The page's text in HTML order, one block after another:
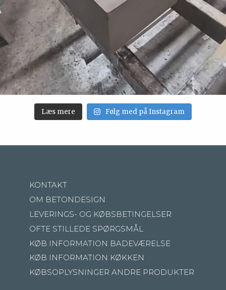
Læs mere Følg med på Instagram
KONTAKT
OM BETONDESIGN
LEVERINGS- OG KØBSBETINGELSER
OFTE STILLEDE SPØRGSMÅL
KØB INFORMATION BADEVÆRELSE
KØB INFORMATION KØKKEN
KØBSOPLYSNINGER ANDRE PRODUKTER